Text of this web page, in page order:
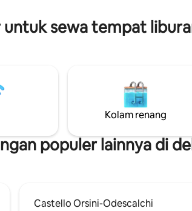
handuk, ha...
memiliki
dengan
untuk sewa tempat
Kolam renang
populer lainnya di
Castello Orsini-Odescalchi